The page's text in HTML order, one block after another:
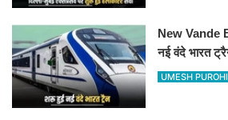
New Vande
नई वंदे भारत
का सफर होगा
UMESH